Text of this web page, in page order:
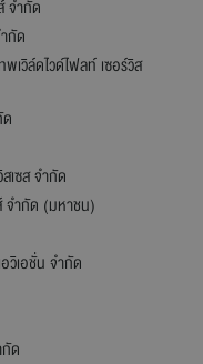
จำกัด
กัด
เวิล์ดไวด์ไฟลท์ เซอร์วิส
เซส จำกัด
จำกัด (มหาชน)
วิเอชั่น จำกัด
ด